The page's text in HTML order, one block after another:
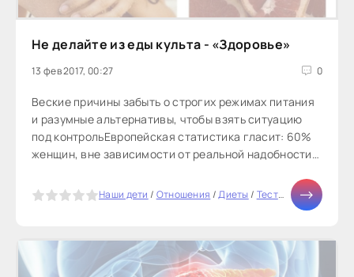
Не делайте из еды культа - «Здоровье»
13 фев 2017, 00:27 0
Веские причины забыть о строгих режимах питания
и разумные альтернативы, чтобы взять ситуацию
под контрольЕвропейская статистика гласит: 60%
женщин, вне зависимости от реальной надобности,
Наши дети / Отношения /Диеты/ Тесты онлайн /